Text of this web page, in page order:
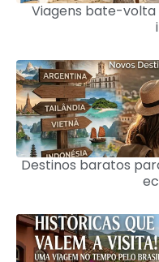
Viagens bate-volta
Destinos baratos